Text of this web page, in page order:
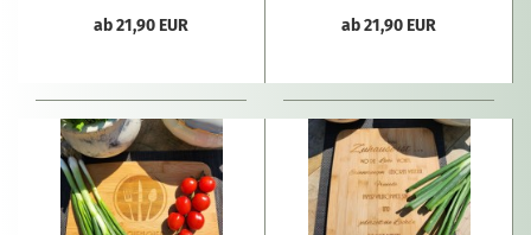
ab 21,90 EUR ab 21,90 EUR